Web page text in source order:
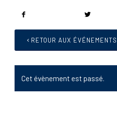
RETOUR AUX ÉVÉNEMENTS
Cet évènement est passé.